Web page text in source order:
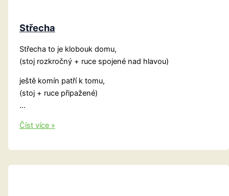
Střecha
Střecha to je klobouk domu,
(stoj rozkročný + ruce spojené nad hlavou)
ještě komín patří k tomu,
(stoj + ruce připažené)
…
Střecha
Číst více »